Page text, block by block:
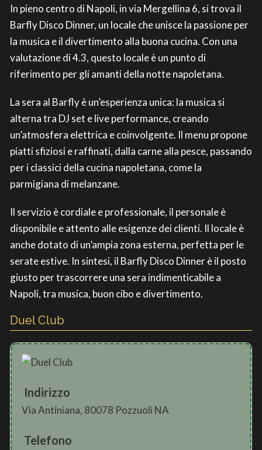
In pieno centro di Napoli, in via Mergellina 6, si trova il
Barfly Disco Dinner, un locale che unisce la passione per
la musica e il divertimento alla buona cucina. Con una
valutazione di 4.3, questo locale è un punto di
riferimento per gli amanti della notte napoletana.
La sera al Barfly è un’esperienza unica: la musica si
alterna tra DJ set e live performance, creando
un’atmosfera elettrica e coinvolgente. Il menu propone
piatti sfiziosi e raffinati, dalla carne alla pesce, passando
per i classici della cucina napoletana, come la
parmigiana di melanzane.
Il servizio è cordiale e professionale, il personale è
disponibile e attento alle esigenze dei clienti. Il locale è
anche dotato di un’ampia zona esterna, perfetta per le
serate estive. In sintesi, il Barfly Disco Dinner è il posto
giusto per trascorrere una sera indimenticabile a
Napoli, tra musica, buon cibo e divertimento.
Duel Club
Indirizzo
Via Antiniana, 80078 Pozzuoli NA
Telefono